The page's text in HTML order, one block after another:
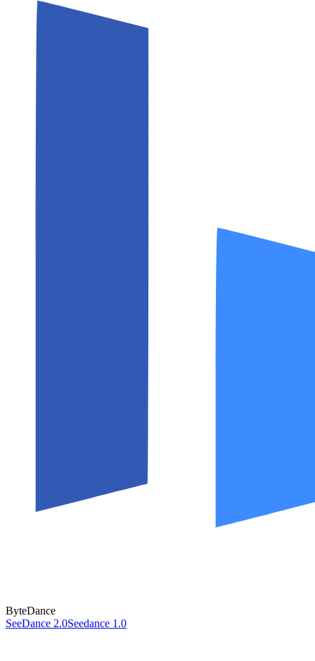
ByteDance
SeeDance 2.0Seedance 1.0